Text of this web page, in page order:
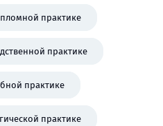
практике
практике
практике
практике